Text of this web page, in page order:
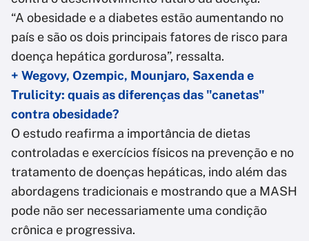
“A obesidade e a diabetes estão aumentando no
país e são os dois principais fatores de risco para
doença hepática gordurosa”, ressalta.
+ Wegovy, Ozempic, Mounjaro, Saxenda e
Trulicity: quais as diferenças das "canetas"
contra obesidade?
O estudo reafirma a importância de dietas
controladas e exercícios físicos na prevenção e no
tratamento de doenças hepáticas, indo além das
abordagens tradicionais e mostrando que a MASH
pode não ser necessariamente uma condição
crônica e progressiva.